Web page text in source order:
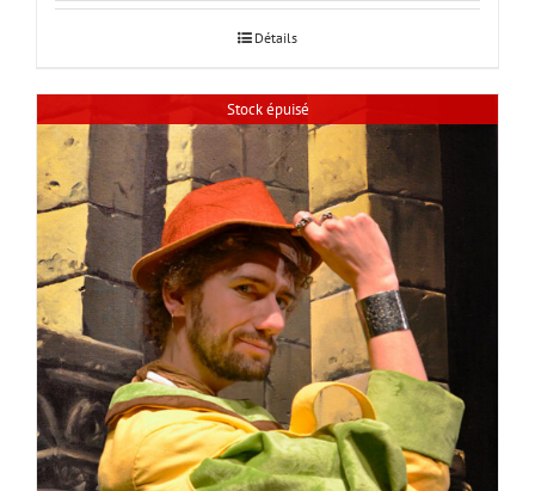
Détails
Stock épuisé